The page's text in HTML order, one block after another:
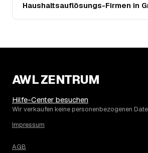
Seit 2021 zeigt der Trend in
Richtung: steigend um rund 14 %, mit
Umgebung von Großenhain?
Dresden liegt bei einem Ø-Preis von
Haushaltsauflösung, in Großenhain
1.824 €. Die genaue Preisspanne
Städtevergleich lohnt sich vor der
Haushaltsauflösungs-Firmen in
AWL ZENTRUM
Hilfe-Center besuchen
Wir verkaufen keine personenbezogenen
Impressum
AGB